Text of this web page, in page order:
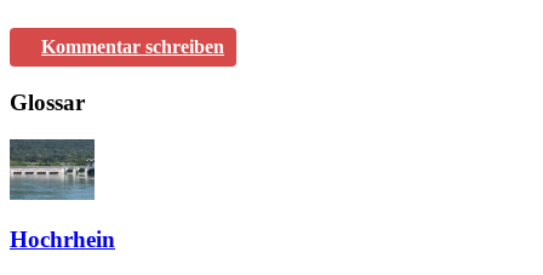
Kommentar schreiben
Glossar
Hochrhein